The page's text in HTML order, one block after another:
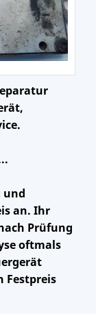
und
an. Ihr
Prüfung
oftmals
Festpreis